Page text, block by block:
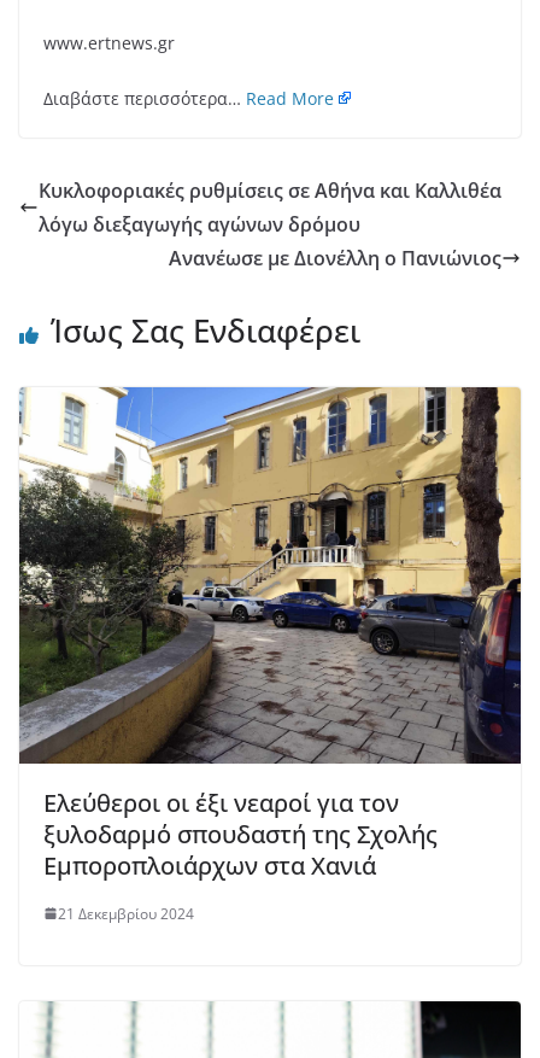
www.ertnews.gr
Διαβάστε περισσότερα… Read More
Κυκλοφοριακές ρυθμίσεις σε Αθήνα και Καλλιθέα
λόγω διεξαγωγής αγώνων δρόμου
Ανανέωσε με Διονέλλη ο Πανιώνιος
Ίσως Σας Ενδιαφέρει
Ελεύθεροι οι έξι νεαροί για τον
ξυλοδαρμό σπουδαστή της Σχολής
Εμποροπλοιάρχων στα Χανιά
21 Δεκεμβρίου 2024